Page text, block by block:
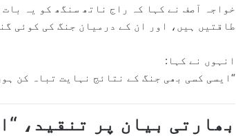
خواجہ آصف نے کہا کہ راج ناتھ سنگھ کو یہ
طاقتیں ہیں، اور ان کے درمیان جنگ کی کوئی
انہوں نے کہا:
“ایسی کسی بھی جنگ کے نتائج نہایت تباہ کن
بھارتی بیان پر تنقید،